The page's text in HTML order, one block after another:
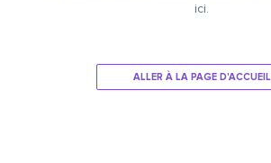
ici.
ALLER À LA PAGE D'ACCUEIL